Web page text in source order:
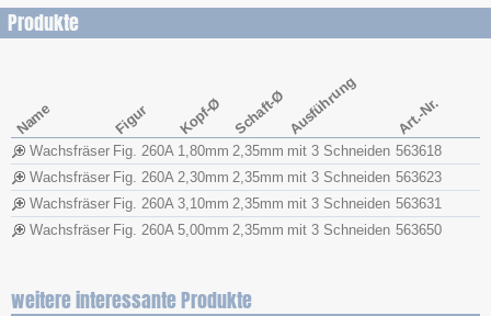
Produkte
Name Figur Kopf-Ø Schaft-ØAusführung Art.-Nr.
Wachsfräser Fig. 260A 1,80mm 2,35mm mit 3 Schneiden 563618
Wachsfräser Fig. 260A 2,30mm 2,35mm mit 3 Schneiden 563623
Wachsfräser Fig. 260A 3,10mm 2,35mm mit 3 Schneiden 563631
Wachsfräser Fig. 260A 5,00mm 2,35mm mit 3 Schneiden 563650
weitere interessante Produkte